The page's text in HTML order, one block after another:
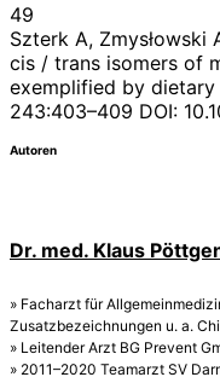
49
Szterk A,
cis / trans isomers of
exemplified by dietary
243:403–409 DOI:
Autoren
Dr. med. Klaus
» Facharzt für
Zusatzbezeichnungen u. a.
» Leitender Arzt BG Prevent
» 2011–2020 Teamarzt SV